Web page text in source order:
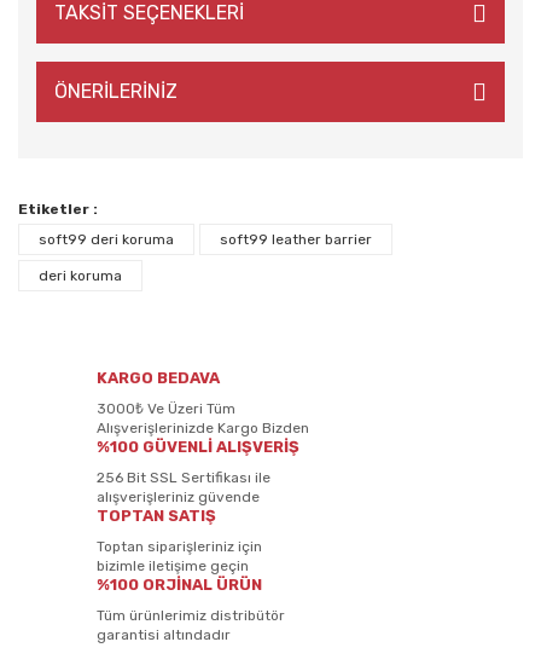
TAKSİT SEÇENEKLERİ
ÖNERİLERİNİZ
Etiketler :
soft99 deri koruma
soft99 leather barrier
deri koruma
KARGO BEDAVA
3000₺ Ve Üzeri Tüm
Alışverişlerinizde Kargo Bizden
%100 GÜVENLİ ALIŞVERİŞ
256 Bit SSL Sertifikası ile
alışverişleriniz güvende
TOPTAN SATIŞ
Toptan siparişleriniz için
bizimle iletişime geçin
%100 ORJİNAL ÜRÜN
Tüm ürünlerimiz distribütör
garantisi altındadır